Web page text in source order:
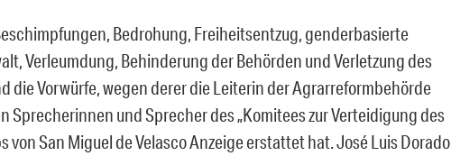
Bedrohung, Freiheitsentzug, genderbasierte
Verleumdung, Behinderung der Behörden und Verletzung des
die Vorwürfe, wegen derer die Leiterin der Agrarreformbehörde
Sprecherinnen und Sprecher des „Komitees zur Verteidigung des
von San Miguel de Velasco Anzeige erstattet hat. José Luis Dorado